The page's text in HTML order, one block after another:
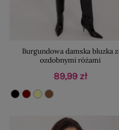
Burgundowa damska bluzka z
ozdobnymi różami
89,99 zł